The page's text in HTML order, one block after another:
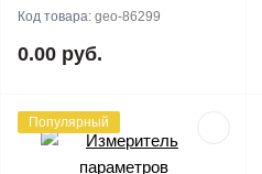
Код товара: geo-86299
0.00 руб.
Популярный